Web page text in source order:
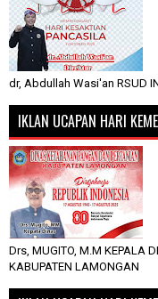
dr, Abdullah Wasi'an RSUD
IKLAN UCAPAN HARI
Drs, MUGITO, M.M KEPALA
KABUPATEN LAMONGAN